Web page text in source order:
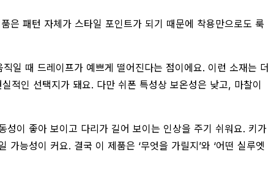
은 패턴 자체가 스타일 포인트가 되기 때문에 착용만으로도 룩
일 때 드레이프가 예쁘게 떨어진다는 점이에요. 이런 소재는 더
적인 선택지가 돼요. 다만 쉬폰 특성상 보온성은 낮고, 마찰이
이 좋아 보이고 다리가 길어 보이는 인상을 주기 쉬워요. 키가
능성이 커요. 결국 이 제품은 ‘무엇을 가릴지’와 ‘어떤 실루엣